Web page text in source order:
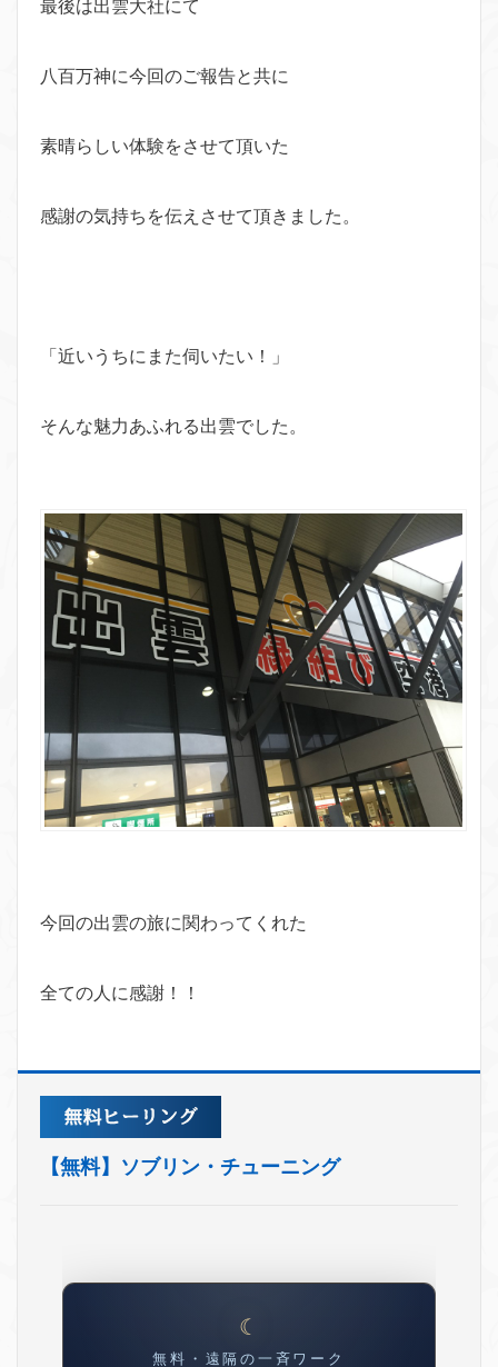
最後は出雲大社にて
八百万神に今回のご報告と共に
素晴らしい体験をさせて頂いた
感謝の気持ちを伝えさせて頂きました。
「近いうちにまた伺いたい！」
そんな魅力あふれる出雲でした。
今回の出雲の旅に関わってくれた
全ての人に感謝！！
【無料】ソブリン・チューニング
無料・遠隔の一斉ワーク